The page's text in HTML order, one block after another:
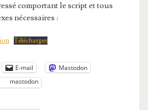
comportant le script et tous
nécessaires :
Télécharger
E-mail
Mastodon
mastodon